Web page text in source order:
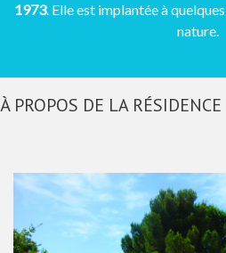
1973. Elle est implantée à
nature.
À PROPOS DE LA